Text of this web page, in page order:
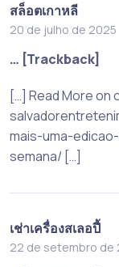
สล็อตเกาหลี
20 de julho de 2025
… [Trackback]
[…] Read More on
mais-uma-
semana/ […]
เช่าเครื่องสเลอปี้
22 de setembro de